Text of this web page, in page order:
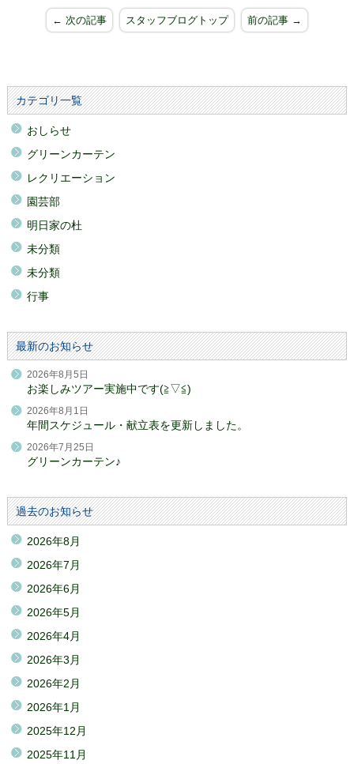
← 次の記事 スタッフブログトップ 前の記事 →
カテゴリ一覧
おしらせ
グリーンカーテン
レクリエーション
園芸部
明日家の杜
未分類
未分類
行事
最新のお知らせ
2026年8月5日
お楽しみツアー実施中です(≧▽≦)
2026年8月1日
年間スケジュール・献立表を更新しました。
2026年7月25日
グリーンカーテン♪
過去のお知らせ
2026年8月
2026年7月
2026年6月
2026年5月
2026年4月
2026年3月
2026年2月
2026年1月
2025年12月
2025年11月